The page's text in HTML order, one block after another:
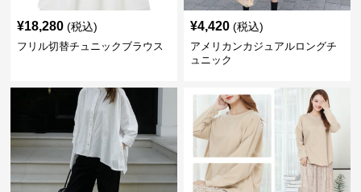
¥18,280 (税込)
フリル切替チュニックブラウス
¥4,420 (税込)
アメリカンカジュアルロングチ
ュニック